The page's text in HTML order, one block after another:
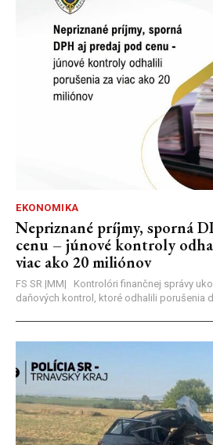
EKONOMIKA
Nepriznané príjmy, sporná
cenu – júnové kontroly
viac ako 20 miliónov
FS SR |MM| Kontrolóri finančnej správy
daňových kontrol, ktoré odhalili porušenia